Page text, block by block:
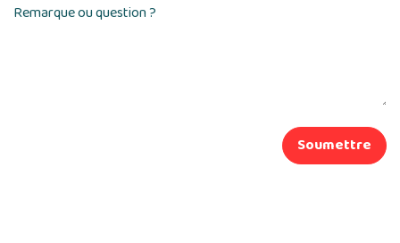
Remarque ou question ?
Soumettre